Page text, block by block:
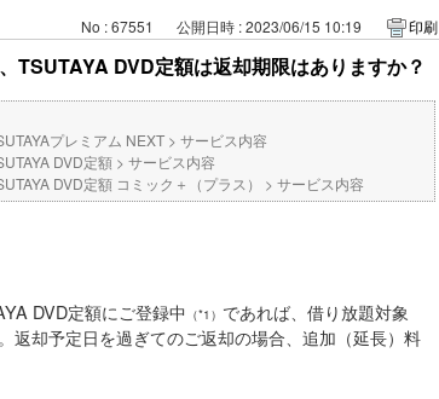
No : 67551 公開日時 : 2023/06/15 10:19 印刷
TSUTAYA DVD定額は返却期限はありますか？
プレミアム NEXT > サービス内容
DVD定額 > サービス内容
DVD定額 コミック＋（プラス） > サービス内容
DVD定額にご登録中 （*1） であれば、借り放題対象
返却予定日を過ぎてのご返却の場合、追加（延長）料